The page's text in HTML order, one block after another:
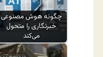
چگونه هوش مصنوعی
خبرنگاری را متحول
می‌کند